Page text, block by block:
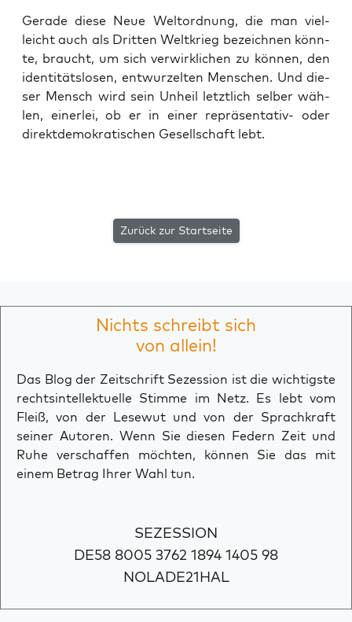
Gera­de die­se Neue Welt­ord­nung, die man viel­
leicht auch als Drit­ten Welt­krieg bezeich­nen könn­
te, braucht, um sich ver­wirk­li­chen zu kön­nen, den
iden­ti­täts­lo­sen, ent­wur­zel­ten Men­schen. Und die­
ser Mensch wird sein Unheil letzt­lich sel­ber wäh­
len, einer­lei, ob er in einer reprä­sen­ta­tiv- oder
direkt­de­mo­kra­ti­schen Gesell­schaft lebt.
Zurück zur Startseite
Nichts schreibt sich
von allein!
Das Blog der Zeitschrift Sezession ist die wichtigste
rechtsintellektuelle Stimme im Netz. Es lebt vom
Fleiß, von der Lesewut und von der Sprachkraft
seiner Autoren. Wenn Sie diesen Federn Zeit und
Ruhe verschaffen möchten, können Sie das mit
einem Betrag Ihrer Wahl tun.
SEZESSION
DE58 8005 3762 1894 1405 98
NOLADE21HAL